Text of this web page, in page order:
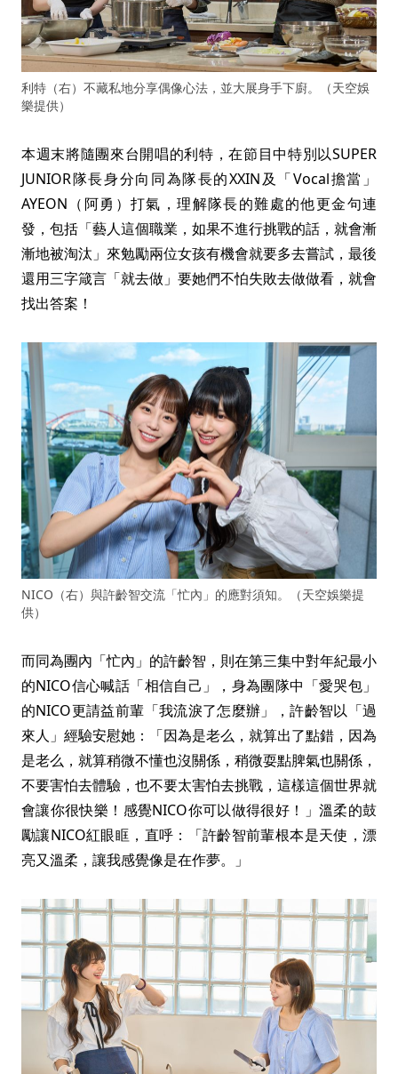
利特（右）不藏私地分享偶像心法，並大展身手下廚。（天空娛
樂提供）
本週末將隨團來台開唱的利特，在節目中特別以SUPER
JUNIOR隊長身分向同為隊長的XXIN及「Vocal擔當」
AYEON（阿勇）打氣，理解隊長的難處的他更金句連
發，包括「藝人這個職業，如果不進行挑戰的話，就會漸
漸地被淘汰」來勉勵兩位女孩有機會就要多去嘗試，最後
還用三字箴言「就去做」要她們不怕失敗去做做看，就會
找出答案！
NICO（右）與許齡智交流「忙內」的應對須知。（天空娛樂提
供）
而同為團內「忙內」的許齡智，則在第三集中對年紀最小
的NICO信心喊話「相信自己」，身為團隊中「愛哭包」
的NICO更請益前輩「我流淚了怎麼辦」，許齡智以「過
來人」經驗安慰她：「因為是老么，就算出了點錯，因為
是老么，就算稍微不懂也沒關係，稍微耍點脾氣也關係，
不要害怕去體驗，也不要太害怕去挑戰，這樣這個世界就
會讓你很快樂！感覺NICO你可以做得很好！」溫柔的鼓
勵讓NICO紅眼眶，直呼：「許齡智前輩根本是天使，漂
亮又溫柔，讓我感覺像是在作夢。」